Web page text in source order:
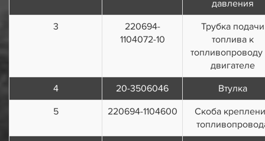
давления
3
220694-
1104072-10
Трубка подачи
топлива к
топливопроводу
двигателе
4
20-3506046
Втулка
5
220694-1104600
Скоба